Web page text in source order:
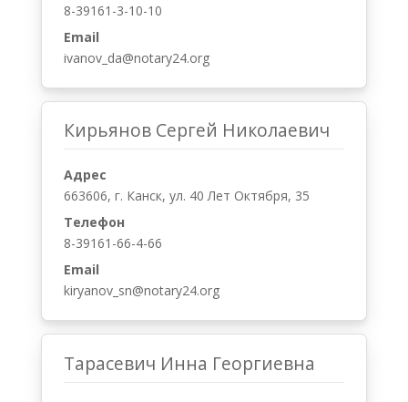
8-39161-3-10-10
Email
ivanov_da@notary24.org
Кирьянов Сергей Николаевич
Адрес
663606, г. Канск, ул. 40 Лет Октября, 35
Телефон
8-39161-66-4-66
Email
kiryanov_sn@notary24.org
Тарасевич Инна Георгиевна